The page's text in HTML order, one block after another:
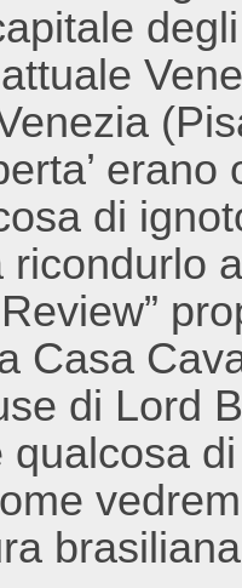
di
Casa
di Lord
qualcosa